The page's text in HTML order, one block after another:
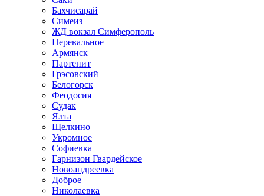
Бахчисарай
Симеиз
ЖД вокзал Симферополь
Перевальное
Армянск
Партенит
Грэсовский
Белогорск
Феодосия
Судак
Ялта
Щелкино
Укромное
Софиевка
Гарнизон Гвардейское
Новоандреевка
Доброе
Николаевка